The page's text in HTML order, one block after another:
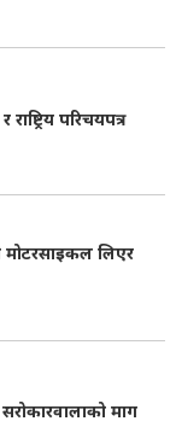
परिचयपत्र
मोटरसाइकल लिएर
माग